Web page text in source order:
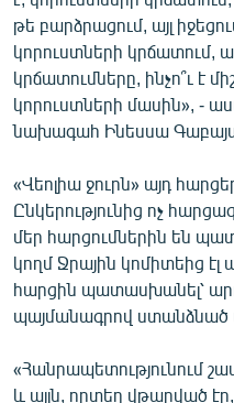
թե բարձրացում, այլ
կորուստների կրճատում,
կրճատումները, ինչո՞ւ է
կորուստների մասին», -
նախագահ Ինեսսա
«Վեոլիա ջուրն» այդ
Ընկերությունից ոչ
մեր հարցումներին են
կողմ Ջրային կոմիտեից էլ
հարցին պատասխանել՝
պայմանագրով ստանձնած
«Հանրապետությունում
և այլն, որտեղ վթարված